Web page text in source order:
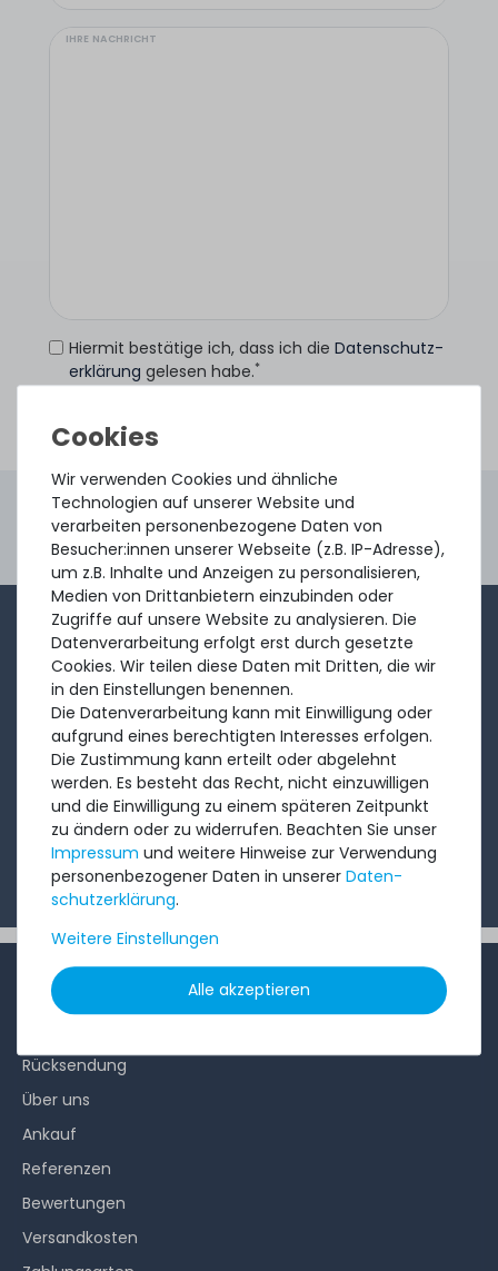
IHRE NACHRICHT
Hiermit bestätige ich, dass ich die Daten­schutz­
erklärung gelesen habe.*
4.96 /5.00aus8.500Bewertungen
Gebraucht. Geprüft. Geliefert.
1-2x im Monat sendet André aus dem Vertriebsteam
eine kurze, knackige Mail mit Angeboten, neu
eingetroffenen Produkten und Informationen, die Sie
interessieren könnten. Probieren Sie's!
Abonnieren
Ich möchte Ihren Newsletter erhalten und akzeptiere
dieDatenschutzerklärung.
Wir verwenden Cookies und ähnliche
Technologien auf unserer Website und
verarbeiten personenbezogene Daten von
Besucher:innen unserer Webseite (z.B. IP-Adresse),
um z.B. Inhalte und Anzeigen zu personalisieren,
Medien von Drittanbietern einzubinden oder
Zugriffe auf unsere Website zu analysieren. Die
Datenverarbeitung erfolgt erst durch gesetzte
Cookies. Wir teilen diese Daten mit Dritten, die wir
in den Einstellungen benennen.
Die Datenverarbeitung kann mit Einwilligung oder
aufgrund eines berechtigten Interesses erfolgen.
Die Zustimmung kann erteilt oder abgelehnt
werden. Es besteht das Recht, nicht einzuwilligen
und die Einwilligung zu einem späteren Zeitpunkt
zu ändern oder zu widerrufen. Beachten Sie unser
Impressum und weitere Hinweise zur Verwendung
personenbezogener Daten in unserer Daten­
schutz­erklärung.
Weitere Einstellungen
Alle akzeptieren
INFORMATIONEN
Rücksendung
Über uns
Ankauf
Referenzen
Bewertungen
Versandkosten